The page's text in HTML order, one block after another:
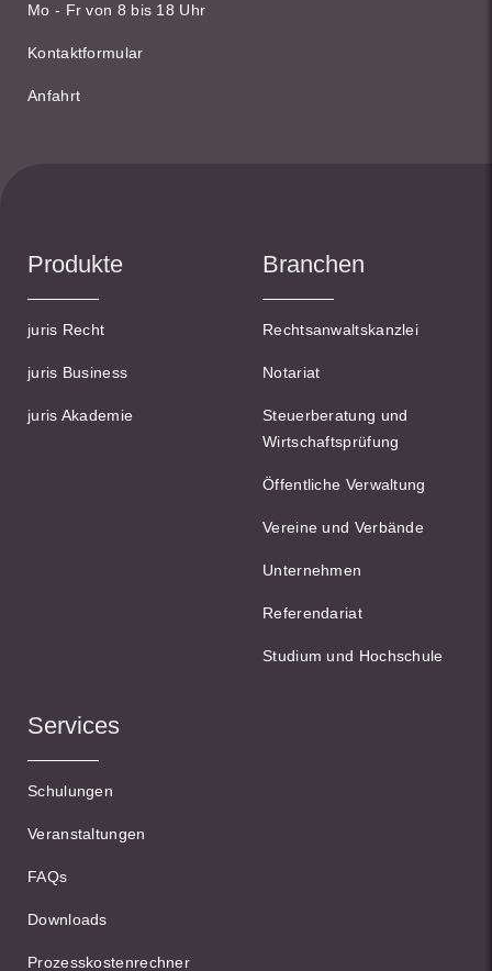
Mo - Fr von 8 bis 18 Uhr
Kontaktformular
Anfahrt
Produkte
juris Recht
juris Business
juris Akademie
Branchen
Rechtsanwaltskanzlei
Notariat
Steuerberatung und
Wirtschaftsprüfung
Öffentliche Verwaltung
Vereine und Verbände
Unternehmen
Referendariat
Studium und Hochschule
Services
Schulungen
Veranstaltungen
FAQs
Downloads
Prozesskostenrechner